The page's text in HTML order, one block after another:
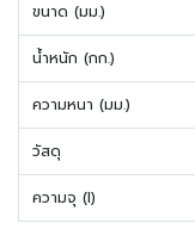
ขนาด (มม.)
น้ำหนัก (กก.)
ความหนา (มม.)
วัสดุ
ความจุ (l)